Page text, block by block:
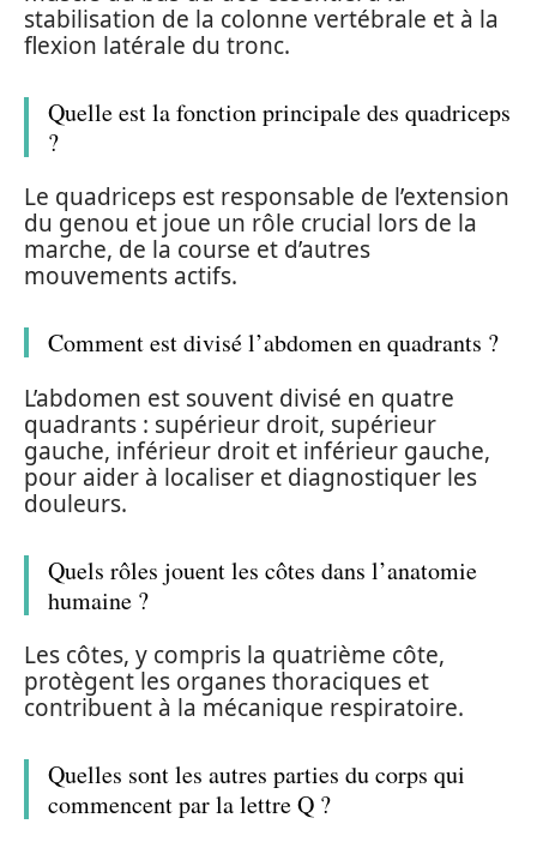
stabilisation de la colonne vertébrale et à la
flexion latérale du tronc.
Quelle est la fonction principale des quadriceps
?
Le quadriceps est responsable de l’extension
du genou et joue un rôle crucial lors de la
marche, de la course et d’autres
mouvements actifs.
Comment est divisé l’abdomen en quadrants ?
L’abdomen est souvent divisé en quatre
quadrants : supérieur droit, supérieur
gauche, inférieur droit et inférieur gauche,
pour aider à localiser et diagnostiquer les
douleurs.
Quels rôles jouent les côtes dans l’anatomie
humaine ?
Les côtes, y compris la quatrième côte,
protègent les organes thoraciques et
contribuent à la mécanique respiratoire.
Quelles sont les autres parties du corps qui
commencent par la lettre Q ?